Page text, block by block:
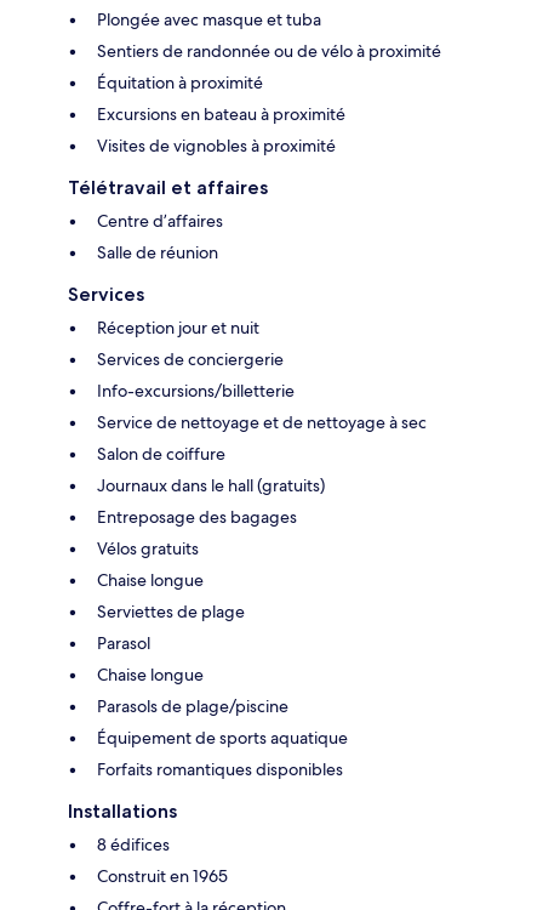
Plongée avec masque et tuba
Sentiers de randonnée ou de vélo à proximité
Équitation à proximité
Excursions en bateau à proximité
Visites de vignobles à proximité
Télétravail et affaires
Centre d’affaires
Salle de réunion
Services
Réception jour et nuit
Services de conciergerie
Info-excursions/billetterie
Service de nettoyage et de nettoyage à sec
Salon de coiffure
Journaux dans le hall (gratuits)
Entreposage des bagages
Vélos gratuits
Chaise longue
Serviettes de plage
Parasol
Chaise longue
Parasols de plage/piscine
Équipement de sports aquatique
Forfaits romantiques disponibles
Installations
8 édifices
Construit en 1965